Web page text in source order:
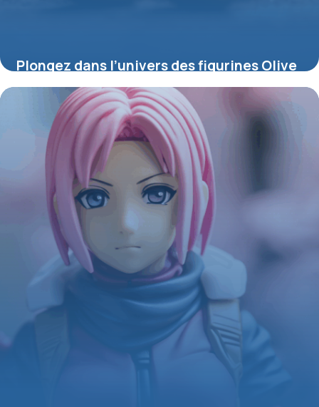
Plongez dans l’univers des figurines Olive
et Tom : passion, rivalités et collection
4 juillet 2025